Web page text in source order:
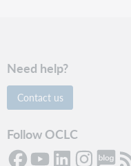
Need help?
Contact us
Follow OCLC